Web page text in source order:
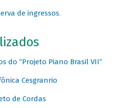
de ingressos.
do “Projeto Piano Brasil VII”
Cesgranrio
de Cordas